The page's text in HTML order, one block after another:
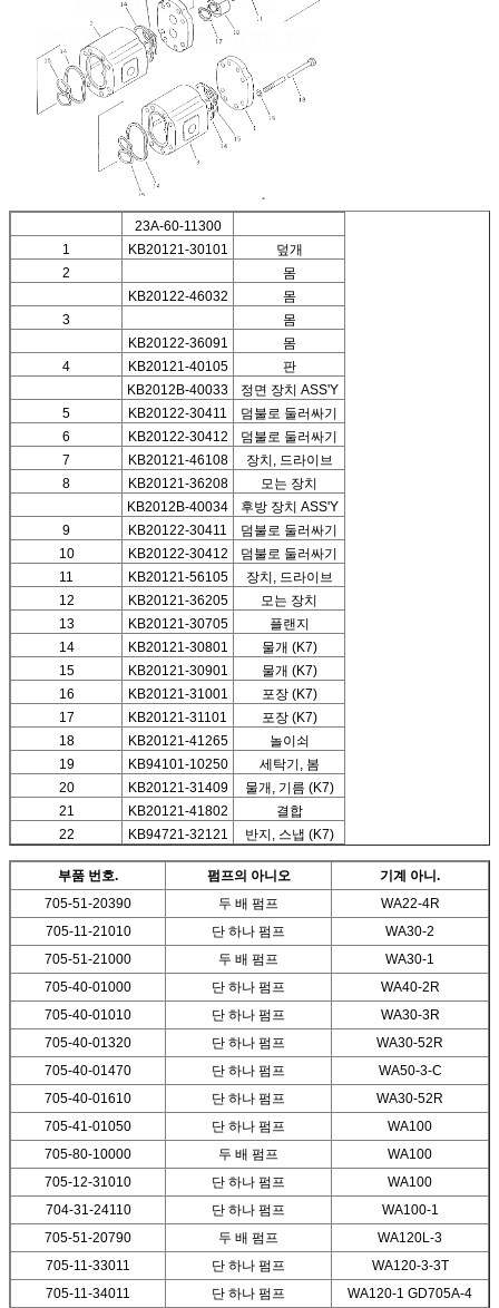
23A-60-11300
1
KB20121-30101
덮개
2
몸
KB20122-46032
몸
3
몸
KB20122-36091
몸
4
KB20121-40105
판
KB2012B-40033
정면 장치 ASS'Y
5
KB20122-30411
덤불로 둘러싸기
6
KB20122-30412
덤불로 둘러싸기
7
KB20121-46108
장치, 드라이브
8
KB20121-36208
모는 장치
KB2012B-40034
후방 장치 ASS'Y
9
KB20122-30411
덤불로 둘러싸기
10
KB20122-30412
덤불로 둘러싸기
11
KB20121-56105
장치, 드라이브
12
KB20121-36205
모는 장치
13
KB20121-30705
플랜지
14
KB20121-30801
물개 (K7)
15
KB20121-30901
물개 (K7)
16
KB20121-31001
포장 (K7)
17
KB20121-31101
포장 (K7)
18
KB20121-41265
놀이쇠
19
KB94101-10250
세탁기, 봄
20
KB20121-31409
물개, 기름 (K7)
21
KB20121-41802
결합
22
KB94721-32121 반지, 스냅 (K7)
부품 번호. 펌프의 아니오
기계 아니.
705-51-20390
두 배 펌프
WA22-4R
705-11-21010
단 하나 펌프
WA30-2
705-51-21000
두 배 펌프
WA30-1
705-40-01000
단 하나 펌프
WA40-2R
705-40-01010
단 하나 펌프
WA30-3R
705-40-01320
단 하나 펌프
WA30-52R
705-40-01470
단 하나 펌프
WA50-3-C
705-40-01610
단 하나 펌프
WA30-52R
705-41-01050
단 하나 펌프
WA100
705-80-10000
두 배 펌프
WA100
705-12-31010
단 하나 펌프
WA100
704-31-24110
단 하나 펌프
WA100-1
705-51-20790
두 배 펌프
WA120L-3
705-11-33011
단 하나 펌프
WA120-3-3T
705-11-34011
단 하나 펌프
WA120-1 GD705A-4